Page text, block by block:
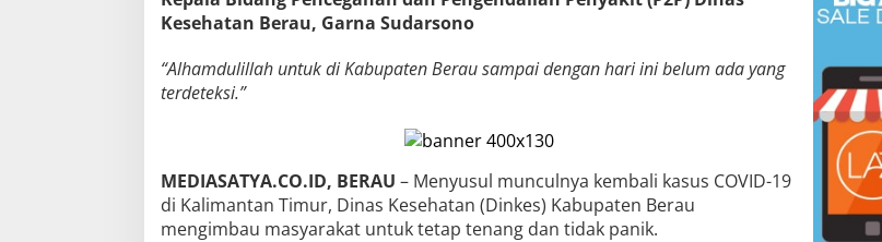
Kesehatan Berau, Garna Sudarsono
“Alhamdulillah untuk di Kabupaten Berau sampai dengan hari ini belum ada yang
terdeteksi.”
MEDIASATYA.CO.ID, BERAU – Menyusul munculnya kembali kasus COVID-19
di Kalimantan Timur, Dinas Kesehatan (Dinkes) Kabupaten Berau
mengimbau masyarakat untuk tetap tenang dan tidak panik.